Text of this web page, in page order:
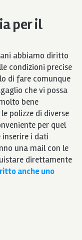
per il
abbiamo diritto
condizioni precise
di fare comunque
che vi possa
bene
polizze di diverse
per quel
i dati
una mail con le
direttamente
anche uno